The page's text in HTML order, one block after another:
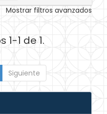
Mostrar filtros avanzados
1-1 de 1.
Siguiente